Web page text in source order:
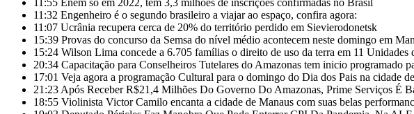
11:55 Enem só em 2022, tem 3,3 milhões de inscrições confirmadas no Brasil
11:32 Engenheiro é o segundo brasileiro a viajar ao espaço, confira agora:
11:07 Ucrânia recupera cerca de 20% do território perdido em Sievierodonetsk
15:39 Provas do concurso da Semsa do nível médio acontecem neste domingo em
15:24 Wilson Lima concede a 6.705 famílias o direito de uso da terra em 11 Unidades
20:34 Capacitação para Conselheiros Tutelares do Amazonas tem inicio programado
17:01 Veja agora a programação Cultural para o domingo do Dia dos Pais na cidade
21:23 Após Receber R$21,4 Milhões Do Governo Do Amazonas, Prime Serviços É
18:55 Violinista Victor Camilo encanta a cidade de Manaus com suas belas